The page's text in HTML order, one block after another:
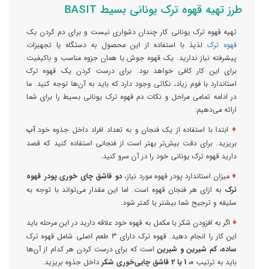
طرز تهیه قهوه ترک یونانی بسیط BASIT
تهیه قهوه ترک یونانی کار چندان دشواری نیست و برای دم کردن یک
قهوه ترک لذیذ با استفاده از این محصول به دستگاه یا تجهیزات
پیشرفته نیاز ندارید. یک قهوه جوش یا همان جزوه مناسب و با‌کیفیت
برای این کار کافی خواهد بود. برای درست کردن یک قهوه ترک
استاندارد با فوم زیاد، نکاتی وجود دارد که باید به آن‌ها توجه کنید. ما
در ادامه تمامی مراحل و نکات دم قهوه ترک یونانی بسیط را برای شما
ارائه می‌دهیم:
♦ ابتدا با استفاده از یک فنجان و به تعداد افراد داخل جذوه خود آب
بریزید. برای دقت بیش‌تر بهتر است از فنجانی استفاده کنید که قصد
دارید قهوه ترک یونانی خود را در آن سرو کنید.
♦میزان استاندارد پودر قهوه مورد نیاز، دو قاشق چای خوری پودر قهوه
ترک به ازای هر فنجان قهوه است. اما این مقدار می‌تواند با توجه به
سلیقه و ترجیح شما بیشتر یا کمتر شود.
♦ اگر به افزودن شکر یا مکمل‌ به قهوه خود علاقه دارید در این مرحله باید
این کار را انجام دهید. قهوه ترک دارای 3 طعم اصلی شامل قهوه ترک
ساده، کم شیرین و شیریناست که برای درست کردن هر کدام از آن‌ها
باید به ترتیب 0، 1 یا 2 قاشق چایی‌خوری شکر داخل جذوه بریزید.